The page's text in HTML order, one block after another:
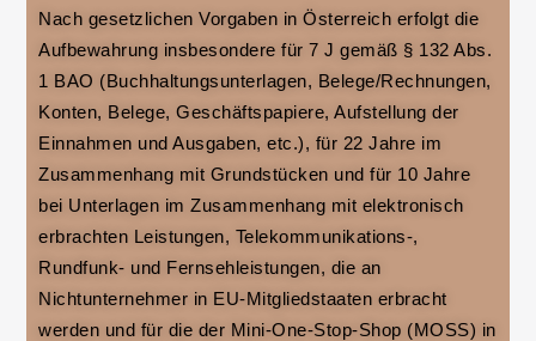
Nach gesetzlichen Vorgaben in Österreich erfolgt die
Aufbewahrung insbesondere für 7 J gemäß § 132 Abs.
1 BAO (Buchhaltungsunterlagen, Belege/Rechnungen,
Konten, Belege, Geschäftspapiere, Aufstellung der
Einnahmen und Ausgaben, etc.), für 22 Jahre im
Zusammenhang mit Grundstücken und für 10 Jahre
bei Unterlagen im Zusammenhang mit elektronisch
erbrachten Leistungen, Telekommunikations-,
Rundfunk- und Fernsehleistungen, die an
Nichtunternehmer in EU-Mitgliedstaaten erbracht
werden und für die der Mini-One-Stop-Shop (MOSS) in